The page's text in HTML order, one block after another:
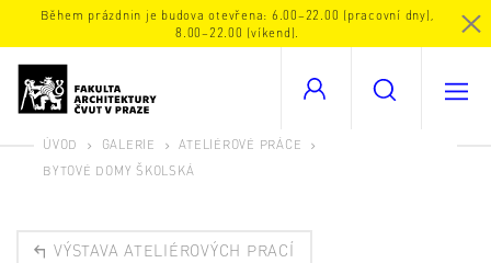
Během prázdnin je budova otevřena: 6.00–22.00 (pracovní dny),
8.00–22.00 (víkend).
ÚVOD GALERIE
ATELIÉROVÉ PRÁCE
BYTOVÉ DOMY ŠKOLSKÁ
VÝSTAVA ATELIÉROVÝCH PRACÍ